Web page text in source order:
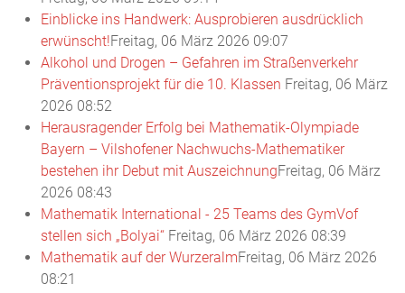
Einblicke ins Handwerk: Ausprobieren ausdrücklich
erwünscht!Freitag, 06 März 2026 09:07
Alkohol und Drogen – Gefahren im Straßenverkehr
Präventionsprojekt für die 10. Klassen Freitag, 06 März
2026 08:52
Herausragender Erfolg bei Mathematik-Olympiade
Bayern – Vilshofener Nachwuchs-Mathematiker
bestehen ihr Debut mit AuszeichnungFreitag, 06 März
2026 08:43
Mathematik International - 25 Teams des GymVof
stellen sich „Bolyai“ Freitag, 06 März 2026 08:39
Mathematik auf der WurzeralmFreitag, 06 März 2026
08:21